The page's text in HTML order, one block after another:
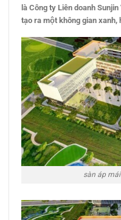
là Công ty Liên doanh
tạo ra một không gian
sàn áp